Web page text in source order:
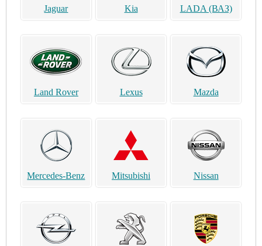
Jaguar Kia LADA (ВАЗ)
Land Rover Lexus Mazda
Mercedes-Benz Mitsubishi Nissan